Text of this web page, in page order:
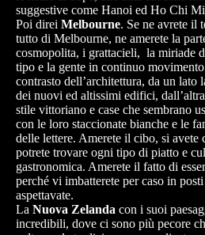
suggestive come Hanoi ed Ho Chi
Poi direi Melbourne. Se ne avrete il
tutto di Melbourne, ne amerete la
cosmopolita, i grattacieli, la miriade
tipo e la gente in continuo
contrasto dell’architettura, da un lato
dei nuovi ed altissimi edifici,
stile vittoriano e case che sembrano
con le loro staccionate bianche e le
delle lettere. Amerete il cibo, si avete
potrete trovare ogni tipo di piatto e
gastronomica. Amerete il fatto di
perché vi imbatterete per caso in
aspettavate.
La Nuova Zelanda con i suoi
incredibili, dove ci sono più pecore